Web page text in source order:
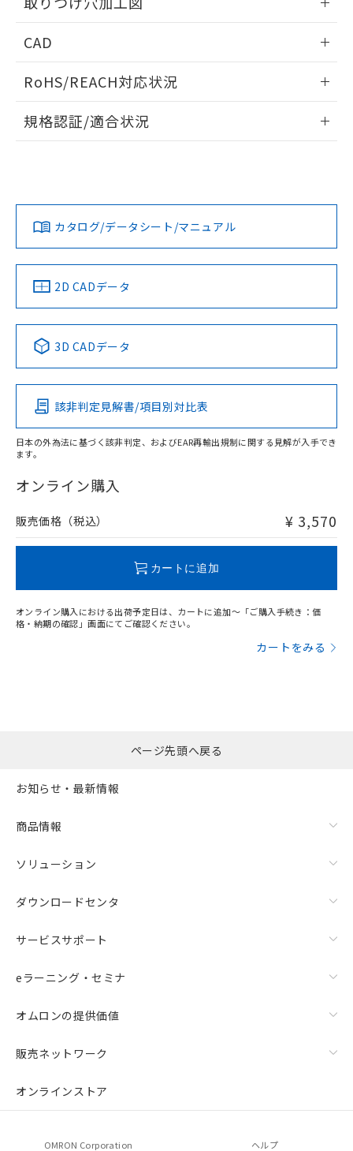
CAD
ドすることができます。
ログイン/会員登録
ダウンロードデータをご利用いただく前に、以下を必ずお読
みください。
ソフトウェアの使用条件
RoHS/REACH対応状況
EU RoHS 注意事項・凡例
対応済み
中国 RoHS 注意事項・凡例
Pb Hg Cd Cr(VI)
O
在庫等で未対応品が混在する可能性があります。
問い合わせください。
規格認証/適合状況
カタログ/データシート/マニュアル
2D CADデータ
3D CADデータ
該非判定見解書/項目別対比表
日本の外為法に基づく該非判定、およびEAR再輸出規制に関する見解が入手でき
ます。
オンライン購入
販売価格（税込） ¥ 3,570
カートに追加
オンライン購入における出荷予定日は、カートに追加～「ご購入手続き：価
格・納期の確認」画面にてご確認ください。
カートをみる
り、2022年1月12日より割愛しておりま
す。
ページ先頭へ戻る
お知らせ・最新情報
商品情報
ソリューション
ダウンロードセンタ
サービスサポート
eラーニング・セミナ
オムロンの提供価値
販売ネットワーク
オンラインストア
OMRON Corporation ヘルプ